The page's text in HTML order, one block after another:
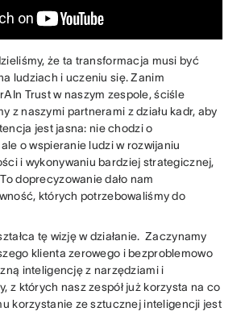
że ta transformacja musi być
ludziach i uczeniu się. Zanim
Trust w naszym zespole, ściśle
z naszymi partnerami z działu kadr, aby
jest jasna: nie chodzi o
o wspieranie ludzi w rozwijaniu
i wykonywaniu bardziej strategicznej,
doprecyzowanie dało nam
których potrzebowaliśmy do
tę wizję w działanie. Zaczynamy
klienta zerowego i bezproblemowo
inteligencję z narzędziami i
z których nasz zespół już korzysta na co
korzystanie ze sztucznej inteligencji jest